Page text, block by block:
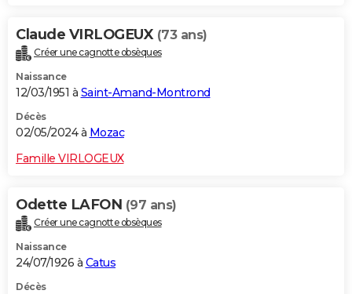
Claude VIRLOGEUX (73 ans)
Créer une cagnotte obsèques
Naissance
12/03/1951 à Saint-Amand-Montrond
Décès
02/05/2024 à Mozac
Famille VIRLOGEUX
Odette LAFON (97 ans)
Créer une cagnotte obsèques
Naissance
24/07/1926 à Catus
Décès